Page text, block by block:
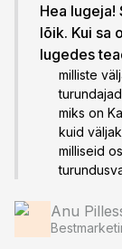
Hea lugeja!
lõik. Kui sa
lugedes
milliste
miks on
kuid
milliseid
Anu